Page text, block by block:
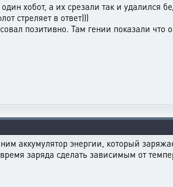
хобот, а их срезали так и удалился
стреляет в ответ)))
позитивно. Там гении показали что
аккумулятор энергии, который
заряда сделать зависимым от